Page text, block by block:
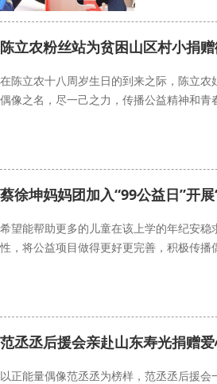
陈立农粉丝站为贫困山区村小捐
在陈立农十八周岁生日的到来之际，陈立
偶像之名，尽一己之力，传播公益精神和青
蔡徐坤妈妈团加入“99公益日”开
希望能帮助更多的儿童在该上学的年纪安
性，将公益项目做得更好更完善，积极传播
范丞丞后援会亲赴山东寿光捐赠
以正能量偶像范丞丞为榜样，范丞丞后援